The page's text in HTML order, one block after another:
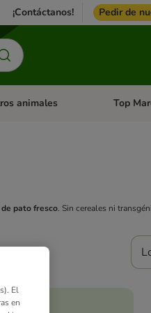
¡Contáctanos! Pedir de
Roedores y +
de categoria abierto: Pájaros
animales Menú de
Top
pato fresco. Sin cereales ni
El
en